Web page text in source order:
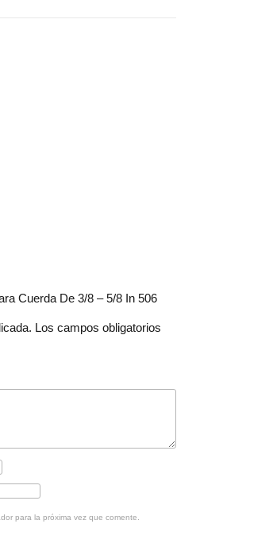
Cuerda De 3/8 – 5/8 In 506
Los campos obligatorios
para la próxima vez que comente.